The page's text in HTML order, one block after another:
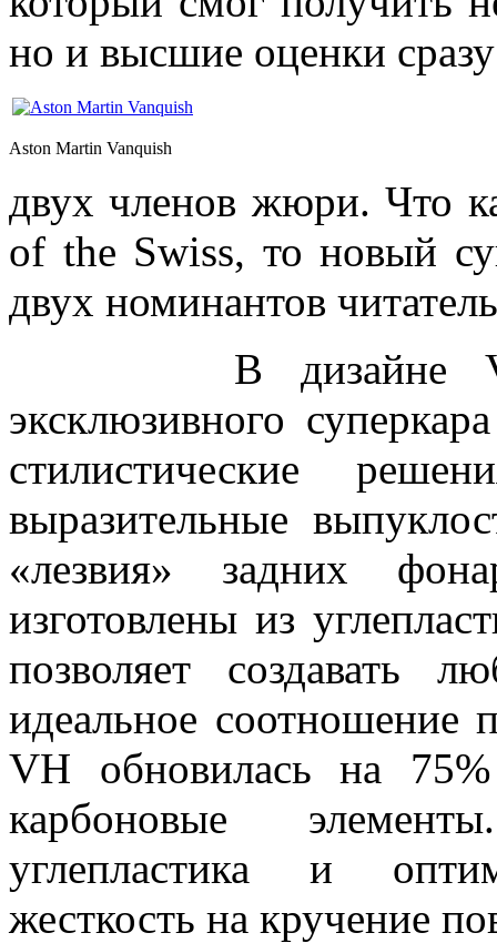
но и высшие оценки
Aston Martin Vanquish
двух членов жюри. Что
of the Swiss, то новый
двух номинантов
В дизайне
эксклюзивного
стилистические
выразительные
«лезвия» задних
изготовлены из
позволяет создавать
идеальное соотношение
VH обновилась на
карбоновые
углепластика и
жесткость на кручение